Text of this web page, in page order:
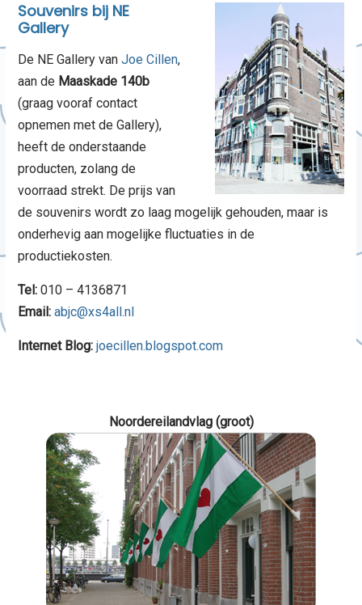
Souvenirs bij NE
Gallery
De NE Gallery van Joe Cillen,
aan de Maaskade 140b
(graag vooraf contact
opnemen met de Gallery),
heeft de onderstaande
producten, zolang de
voorraad strekt. De prijs van
de souvenirs wordt zo laag mogelijk gehouden, maar is
onderhevig aan mogelijke fluctuaties in de
productiekosten.
Tel: 010 – 4136871
Email: abjc@xs4all.nl
Internet Blog: joecillen.blogspot.com
Noordereilandvlag (groot)